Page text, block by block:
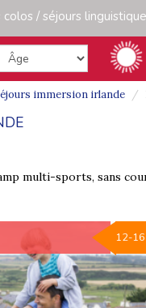
colos / séjours
immersion irlande
multi-sports, sans
12-